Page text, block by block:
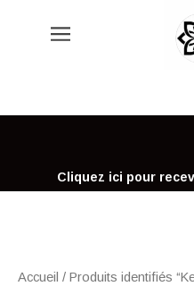
Cliquez ici pour
Accueil / Produits identifiés